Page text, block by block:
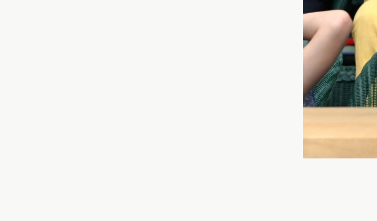
совершенно спокойно, позже она начала кричать вместе с фанатами,
сильно жестикулировать и не сдерживать своих эмоций от первого